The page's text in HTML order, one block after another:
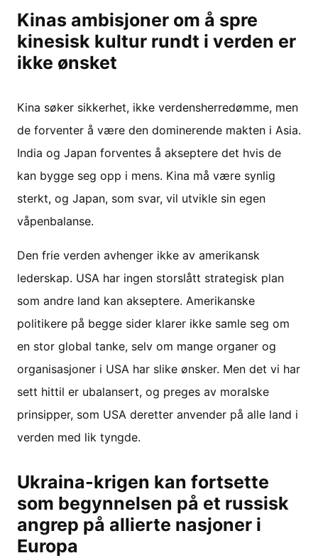
Kinas ambisjoner om å spre
kinesisk kultur rundt i verden er
ikke ønsket
Kina søker sikkerhet, ikke verdensherredømme, men
de forventer å være den dominerende makten i Asia.
India og Japan forventes å akseptere det hvis de
kan bygge seg opp i mens. Kina må være synlig
sterkt, og Japan, som svar, vil utvikle sin egen
våpenbalanse.
Den frie verden avhenger ikke av amerikansk
lederskap. USA har ingen storslått strategisk plan
som andre land kan akseptere. Amerikanske
politikere på begge sider klarer ikke samle seg om
en stor global tanke, selv om mange organer og
organisasjoner i USA har slike ønsker. Men det vi har
sett hittil er ubalansert, og preges av moralske
prinsipper, som USA deretter anvender på alle land i
verden med lik tyngde.
Ukraina-krigen kan fortsette
som begynnelsen på et russisk
angrep på allierte nasjoner i
Europa